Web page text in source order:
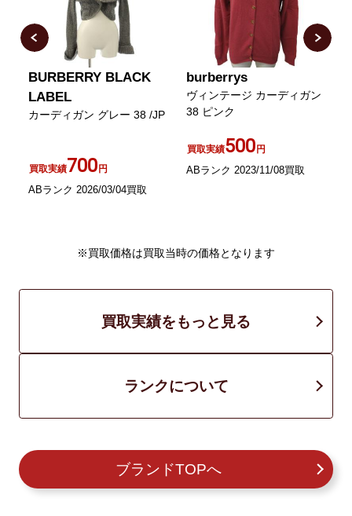
BURBERRY BLACK
LABEL
カーディガン グレー 38 /JP
買取実績700円
ABランク 2026/03/04買取
burberrys
ヴィンテージ カーディガン
38 ピンク
買取実績500円
ABランク 2023/11/08買取
※買取価格は買取当時の価格となります
買取実績をもっと見る
ランクについて
ブランドTOPへ